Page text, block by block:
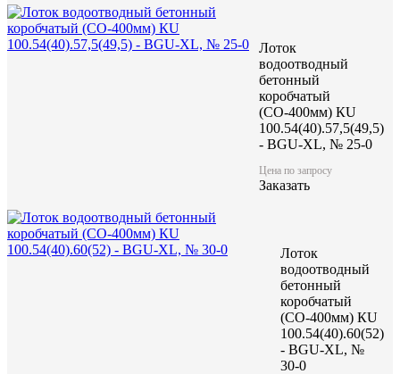
Заказать
1000
Высота (H), мм
Масса, кг
Лоток
водоотводный
бетонный
коробчатый
(СО-400мм) КU
100.54(40).57,5(49,5)
- BGU-XL, № 25-0
Цена по запросу
Заказать
Лоток
водоотводный
бетонный
коробчатый
(СО-400мм) КU
100.54(40).60(52)
- BGU-XL, №
30-0